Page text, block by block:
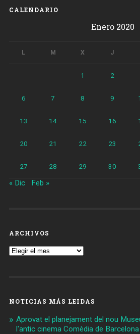
CALENDARIO
Enero 2020
L M X J
1 2
6 7 8 9
13 14 15 16
20 21 22 23
27 28 29 30
« Dic Feb »
ARCHIVOS
Archivos
NOTICIAS MÁS LEIDAS
Aprovat el planejament del nou
l'antic cinema Comèdia de Barcelona